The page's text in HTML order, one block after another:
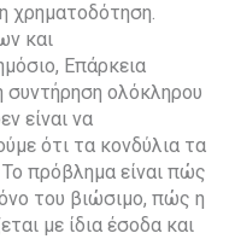
χρηματοδότηση.
και
Επάρκεια
ολόκληρου
είναι να
ότι τα κονδύλια τα
πρόβλημα είναι πώς
του βιώσιμο, πώς η
με ίδια έσοδα και